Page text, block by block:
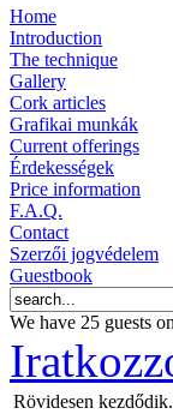
Home
Introduction
The technique
Gallery
Cork articles
Grafikai munkák
Current offerings
Érdekességek
Price information
F.A.Q.
Contact
Szerzői jogvédelem
Guestbook
We have 25 guests
Rövidesen